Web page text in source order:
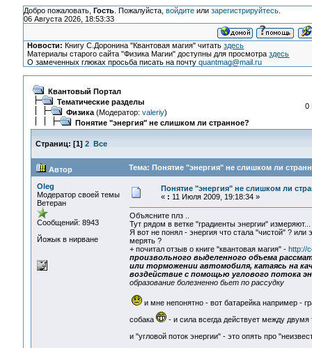
Добро пожаловать, Гость. Пожалуйста, войдитеили зарегистрируйтесь.
06 Августа 2026, 18:53:33
Новости: Книгу С.Доронина "Квантовая магия" читатьздесь
Материалы старого сайта "Физика Магии" доступны для просмотраздесь
О замеченных глюках просьба писать на почтуquantmag@mail.ru
Квантовый Портал
Тематические разделы
Физика(Модератор: valeriy)
Понятие "энергия" не слишком ли странное?
0
Страниц: [1] 2 Все
Автор Тема: Понятие "энергия" не слишком ли
Oleg
Модератор своей темы
Ветеран
Сообщений: 8943
Йожык в нирване
Понятие "энергия" не слишком ли
« : 11 Июля 2009, 19:18:34 »
Объясните плз ..
Тут рядом в ветке "градиенты энергии" измеряют...
Я вот не понял - энергия что стала "чистой" ?
мерять ?
+ почитал отзыв о книге "квантовая магия" - http://
произвольного выделенного объема
или торможении автомобиля, катаясь на
воздействие с помощью углового потока
образование болезненно бьет по рассудку
и мне непонятно - вот батарейка например -
собака
- и сила всегда действует между
и "угловой поток энергии" - это опять про